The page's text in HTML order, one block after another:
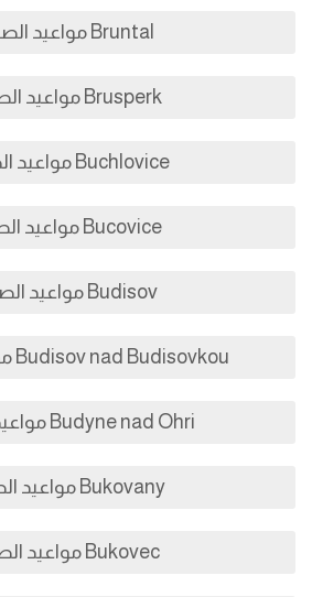
Bruntal مواعيد الصلاة
Brusperk مواعيد الصلاة
Buchlovice مواعيد الصلاة
Bucovice مواعيد الصلاة
Budisov مواعيد الصلاة
Budisov nad Budisovkou مواعيد الصلاة
Budyne nad Ohri مواعيد الصلاة
Bukovany مواعيد الصلاة
Bukovec مواعيد الصلاة